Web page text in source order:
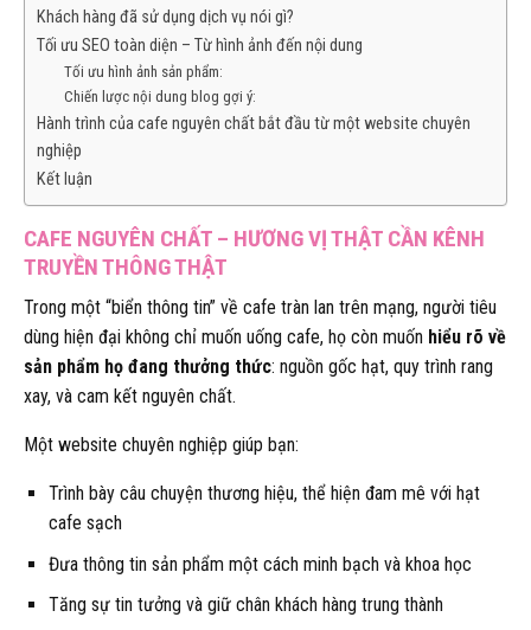
Khách hàng đã sử dụng dịch vụ nói gì?
Tối ưu SEO toàn diện – Từ hình ảnh đến nội dung
Tối ưu hình ảnh sản phẩm:
Chiến lược nội dung blog gợi ý:
Hành trình của cafe nguyên chất bắt đầu từ một website chuyên
nghiệp
Kết luận
CAFE NGUYÊN CHẤT – HƯƠNG VỊ THẬT CẦN KÊNH
TRUYỀN THÔNG THẬT
Trong một “biển thông tin” về cafe tràn lan trên mạng, người tiêu
dùng hiện đại không chỉ muốn uống cafe, họ còn muốn hiểu rõ về
sản phẩm họ đang thưởng thức: nguồn gốc hạt, quy trình rang
xay, và cam kết nguyên chất.
Một website chuyên nghiệp giúp bạn:
Trình bày câu chuyện thương hiệu, thể hiện đam mê với hạt
cafe sạch
Đưa thông tin sản phẩm một cách minh bạch và khoa học
Tăng sự tin tưởng và giữ chân khách hàng trung thành